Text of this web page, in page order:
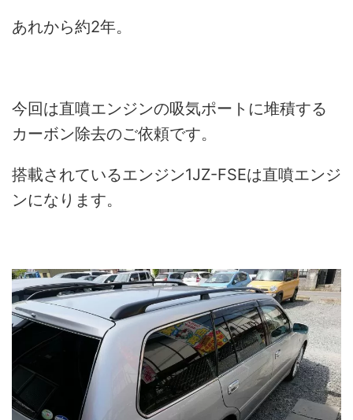
あれから約2年。
今回は直噴エンジンの吸気ポートに堆積する
カーボン除去のご依頼です。
搭載されているエンジン1JZ-FSEは直噴エンジ
ンになります。